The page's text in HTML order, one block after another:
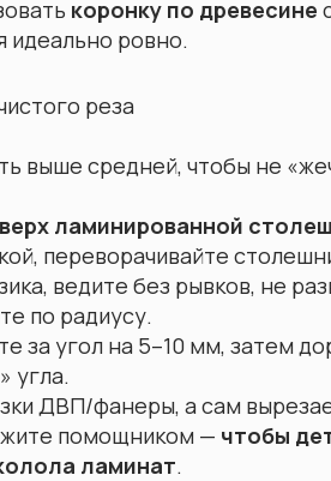
коронку по древесине
идеально ровно.
реза
выше средней, чтобы не
верх ламинированной
переворачивайте
ведите без рывков, не
по радиусу.
за угол на 5–10 мм, затем
угла.
ДВП/фанеры, а сам
помощником — чтобы
ламинат.